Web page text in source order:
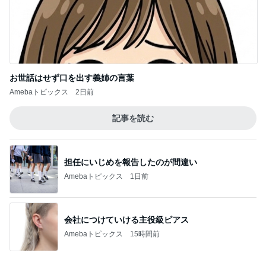
お世話はせず口を出す義姉の言葉
Amebaトピックス 2日前
記事を読む
担任にいじめを報告したのが間違い
Amebaトピックス 1日前
会社につけていける主役級ピアス
Amebaトピックス 15時間前